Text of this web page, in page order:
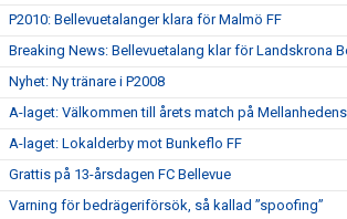
P2010: Bellevuetalanger klara för Malmö FF
Breaking News: Bellevuetalang klar för Landskrona
Nyhet: Ny tränare i P2008
A-laget: Välkommen till årets match på Mellanhedens
A-laget: Lokalderby mot Bunkeflo FF
Grattis på 13-årsdagen FC Bellevue
Varning för bedrägeriförsök, så kallad ”spoofing”